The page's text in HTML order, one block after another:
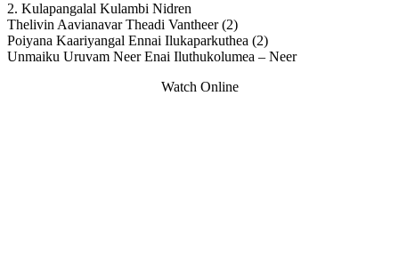
2. Kulapangalal Kulambi Nidren
Thelivin Aavianavar Theadi Vantheer (2)
Poiyana Kaariyangal Ennai Ilukaparkuthea (2)
Unmaiku Uruvam Neer Enai Iluthukolumea – Neer
Watch Online